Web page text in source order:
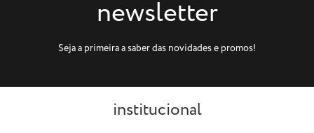
newsletter
Seja a primeira a saber das novidades e promos!
institucional